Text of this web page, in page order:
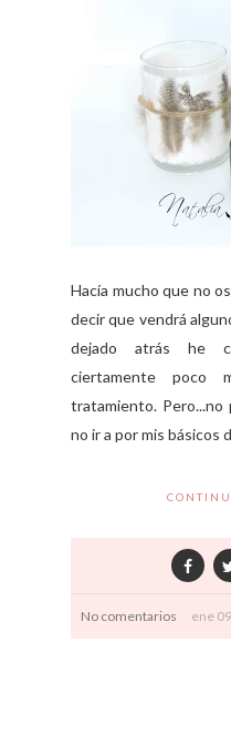
Hacía mucho que no
decir que vendrá
dejado atrás he
ciertamente poco
tratamiento. Pero...no
no ir a por mis básicos
No comentarios ene